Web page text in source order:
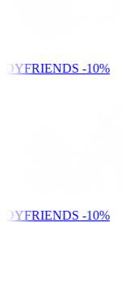
-10%
-10%